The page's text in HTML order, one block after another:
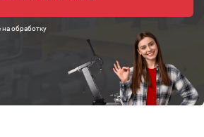
обработку